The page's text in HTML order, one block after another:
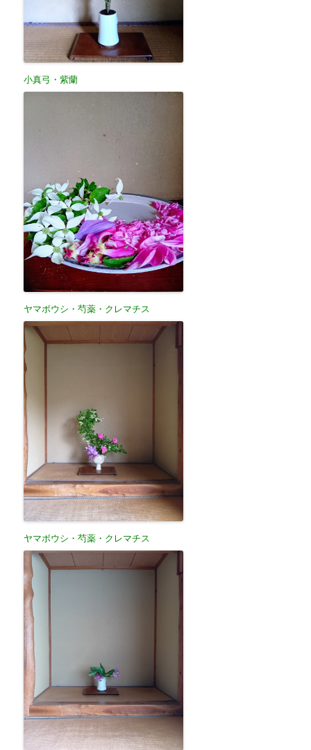
小真弓・紫蘭
ヤマボウシ・芍薬・クレマチス
ヤマボウシ・芍薬・クレマチス